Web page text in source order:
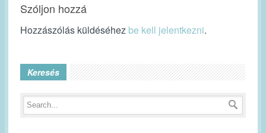
Szóljon hozzá
Hozzászólás küldéséhez be kell jelentkezni.
Keresés